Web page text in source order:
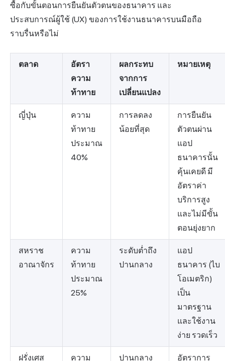
ซื้อกับขั้นตอนการยืนยันตัวตนของธนาคาร และ
ประสบการณ์ผู้ใช้ (UX) ของการใช้งานธนาคารบนมือถือ
ราบรื่นหรือไม่
ตลาด
อัตรา
ความ
ท้าทาย
ผลกระทบ
จากการ
เปลี่ยนแปลง
หมายเหตุ
ญี่ปุ่น
ความ
ท้าทาย
ประมาณ
40%
การลดลง
น้อยที่สุด
การยืนยัน
ตัวตนผ่าน
แอป
ธนาคารนั้น
คุ้นเคยดี มี
อัตราค่า
บริการสูง
และไม่มีขั้น
ตอนยุ่งยาก
สหราช
อาณาจักร
ความ
ท้าทาย
ประมาณ
25%
ระดับต่ำถึง
ปานกลาง
แอป
ธนาคาร (ไบ
โอเมตริก)
เป็น
มาตรฐาน
และใช้งาน
ง่าย รวดเร็ว
ฝรั่งเศส
ความ
ปานกลาง
อัตราการ